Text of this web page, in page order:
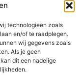
technologieën zoals
en/of te raadplegen.
wij gegevens zoals
Als je geen
dit een nadelige